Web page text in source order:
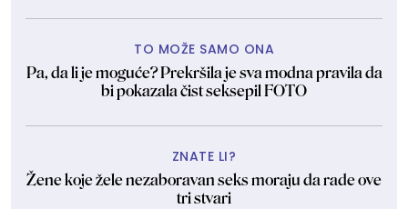
TO MOŽE SAMO ONA
Pa, da li je moguće? Prekršila je sva modna pravila da
bi pokazala čist seksepil FOTO
ZNATE LI?
Žene koje žele nezaboravan seks moraju da rade ove
tri stvari